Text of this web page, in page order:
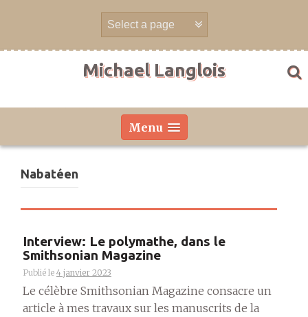
Michael Langlois
Menu
Nabatéen
Interview: Le polymathe, dans le
Smithsonian Magazine
Publié le 4 janvier 2023
Le célèbre Smithsonian Magazine consacre un
article à mes travaux sur les manuscrits de la